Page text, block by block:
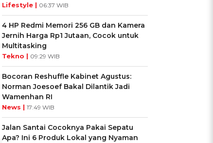
Lifestyle | 06:37 WIB
4 HP Redmi Memori 256 GB dan Kamera
Jernih Harga Rp1 Jutaan, Cocok untuk
Multitasking
Tekno | 09:29 WIB
Bocoran Reshuffle Kabinet Agustus:
Norman Joesoef Bakal Dilantik Jadi
Wamenhan RI
News | 17:49 WIB
Jalan Santai Cocoknya Pakai Sepatu
Apa? Ini 6 Produk Lokal yang Nyaman